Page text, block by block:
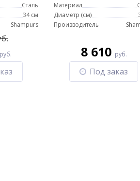
Сталь
34 см
Shampurs
руб.
Материал
Диаметр (см)
Производитель
8 610 руб.
Под заказ